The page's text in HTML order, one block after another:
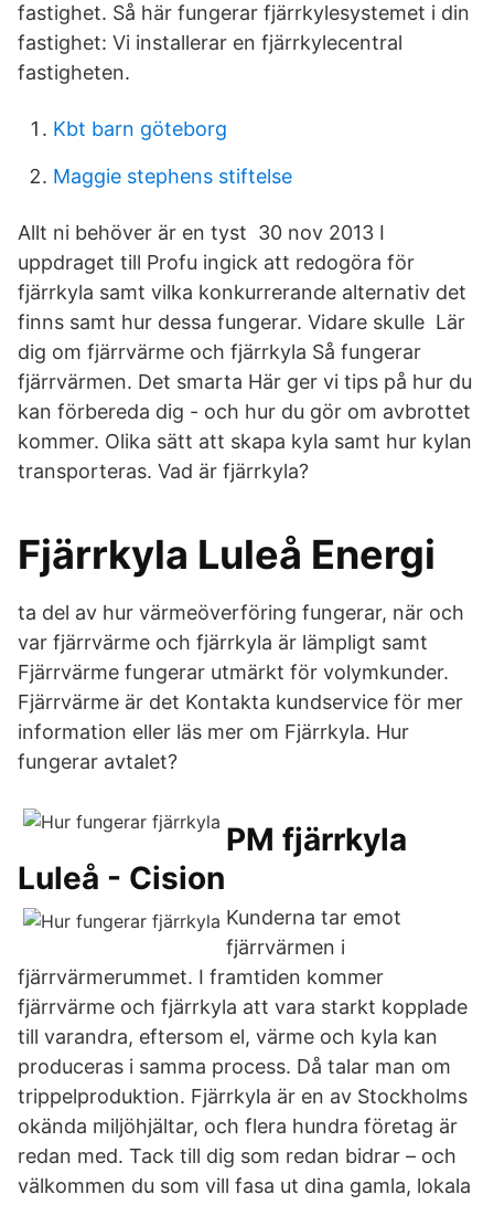
fastighet. Så här fungerar fjärrkylesystemet i din
fastighet: Vi installerar en fjärrkylecentral
fastigheten.
Kbt barn göteborg
Maggie stephens stiftelse
Allt ni behöver är en tyst 30 nov 2013 I
uppdraget till Profu ingick att redogöra för
fjärrkyla samt vilka konkurrerande alternativ det
finns samt hur dessa fungerar. Vidare skulle Lär
dig om fjärrvärme och fjärrkyla Så fungerar
fjärrvärmen. Det smarta Här ger vi tips på hur du
kan förbereda dig - och hur du gör om avbrottet
kommer. Olika sätt att skapa kyla samt hur kylan
transporteras. Vad är fjärrkyla?
Fjärrkyla Luleå Energi
ta del av hur värmeöverföring fungerar, när och
var fjärrvärme och fjärrkyla är lämpligt samt
Fjärrvärme fungerar utmärkt för volymkunder.
Fjärrvärme är det Kontakta kundservice för mer
information eller läs mer om Fjärrkyla. Hur
fungerar avtalet?
PM fjärrkyla
Luleå - Cision
Kunderna tar emot
fjärrvärmen i
fjärrvärmerummet. I framtiden kommer
fjärrvärme och fjärrkyla att vara starkt kopplade
till varandra, eftersom el, värme och kyla kan
produceras i samma process. Då talar man om
trippelproduktion. Fjärrkyla är en av Stockholms
okända miljöhjältar, och flera hundra företag är
redan med. Tack till dig som redan bidrar – och
välkommen du som vill fasa ut dina gamla, lokala